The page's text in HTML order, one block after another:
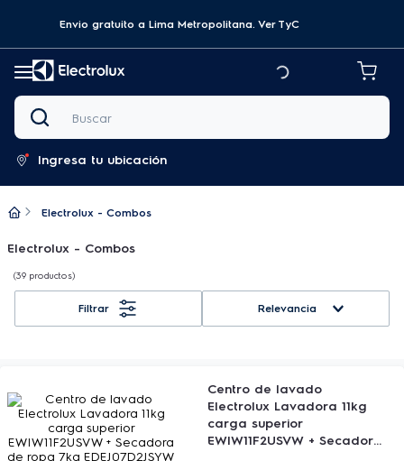
Envio gratuito a Lima Metropolitana.Ver TyC
Buscar
Ingresa tu ubicación
Electrolux - Combos
Electrolux - Combos
39 productos
Relevancia
Centro de lavado
Electrolux Lavadora 11kg
carga superior
EWIW11F2USVW + Secadora